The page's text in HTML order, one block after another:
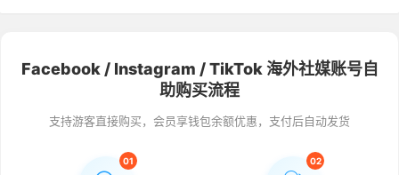
Facebook / Instagram / TikTok 海外社媒账号自
助购买流程
支持游客直接购买，会员享钱包余额优惠，支付后自动发货
01 02